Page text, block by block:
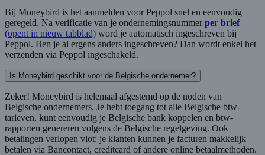
Bij Moneybird is het aanmelden voor Peppol snel en eenvoudig
geregeld. Na verificatie van je ondernemingsnummerper brief
(opent in nieuw tabblad) word je automatisch ingeschreven bij
Peppol. Ben je al ergens anders ingeschreven? Dan wordt enkel het
verzenden via Peppol ingeschakeld.
Is Moneybird geschikt voor de Belgische ondernemer?
Zeker! Moneybird is helemaal afgestemd op de noden van
Belgische ondernemers. Je hebt toegang tot alle Belgische btw-
tarieven, kunt eenvoudig je Belgische bank koppelen en btw-
rapporten genereren volgens de Belgische regelgeving. Ook
betalingen verlopen vlot: je klanten kunnen je facturen makkelijk
betalen via Bancontact, creditcard of andere online betaalmethoden.